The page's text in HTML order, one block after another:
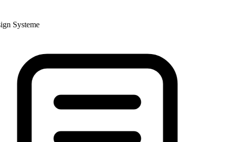
Systeme